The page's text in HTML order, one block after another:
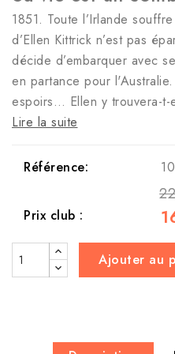
1851. Toute l’Irlande
d’Ellen Kittrick n’est pas
décide d’embarquer avec
en partance pour
espoirs… Ellen y trouvera-
Lire la suite
Référence:
Prix club :
Ajouter au